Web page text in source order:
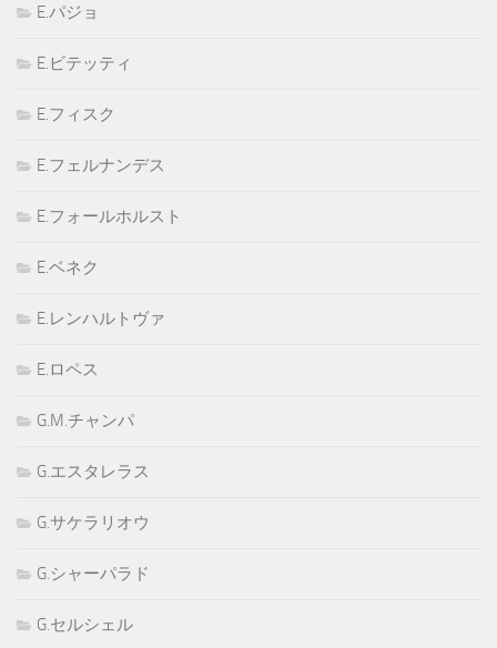
E.パジョ
E.ビテッティ
E.フィスク
E.フェルナンデス
E.フォールホルスト
E.ベネク
E.レンハルトヴァ
E.ロペス
G.M.チャンパ
G.エスタレラス
G.サケラリオウ
G.シャーパラド
G.セルシェル